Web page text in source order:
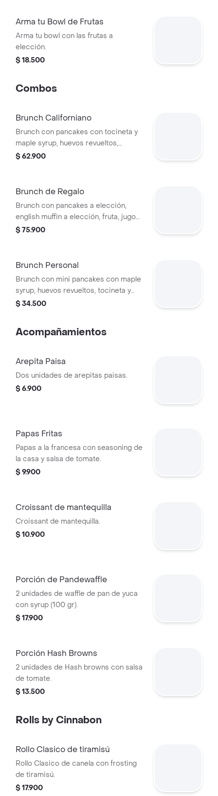
Arma tu Bowl de Frutas
Arma tu bowl con las frutas a
elección.
$ 18.500
Combos
Brunch Californiano
Brunch con pancakes con tocineta y
maple syrup, huevos revueltos,
porción de fruta y bebida a elección.
$ 62.900
Brunch de Regalo
Brunch con pancakes a elección,
english muffin a elección, fruta, jugo
de naranja y caja especial.
$ 75.900
Brunch Personal
Brunch con mini pancakes con maple
syrup, huevos revueltos, tocineta y
papas rostizadas.
$ 34.500
Acompañamientos
Arepita Paisa
Dos unidades de arepitas paisas.
$ 6.900
Papas Fritas
Papas a la francesa con seasoning de
la casa y salsa de tomate.
$ 9.900
Croissant de mantequilla
Croissant de mantequilla.
$ 10.900
Porción de Pandewaffle
2 unidades de waffle de pan de yuca
con syrup (100 gr).
$ 17.900
Porción Hash Browns
2 unidades de Hash browns con salsa
de tomate.
$ 13.500
Rolls by Cinnabon
Rollo Clasico de tiramisú
Rollo Clasico de canela con frosting
de tiramisú.
$ 17.900